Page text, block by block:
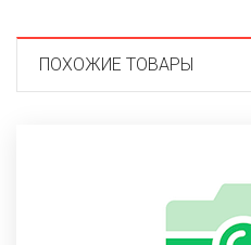
ПОХОЖИЕ ТОВАРЫ